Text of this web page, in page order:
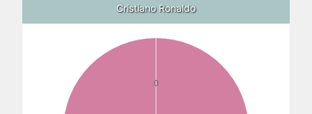
Cristiano Ronaldo